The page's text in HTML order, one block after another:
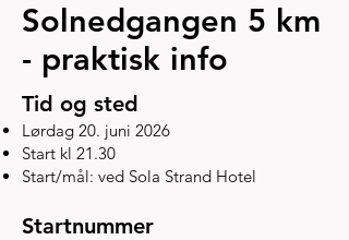
Solnedgangen 5 km
- praktisk info
Tid og sted
Lørdag 20. juni 2026
Start kl 21.30
Start/mål: ved Sola Strand Hotel
Startnummer